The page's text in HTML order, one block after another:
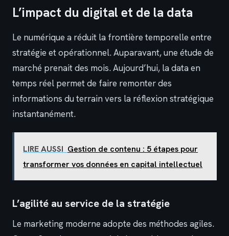
L’impact du digital et de la data
Le numérique a réduit la frontière temporelle entre
stratégie et opérationnel. Auparavant, une étude de
marché prenait des mois. Aujourd’hui, la data en
temps réel permet de faire remonter des
informations du terrain vers la réflexion stratégique
instantanément.
LIRE AUSSI Gestion de contenu : 5 étapes pour
transformer vos données en capital intellectuel
L’agilité au service de la stratégie
Le marketing moderne adopte des méthodes agiles.